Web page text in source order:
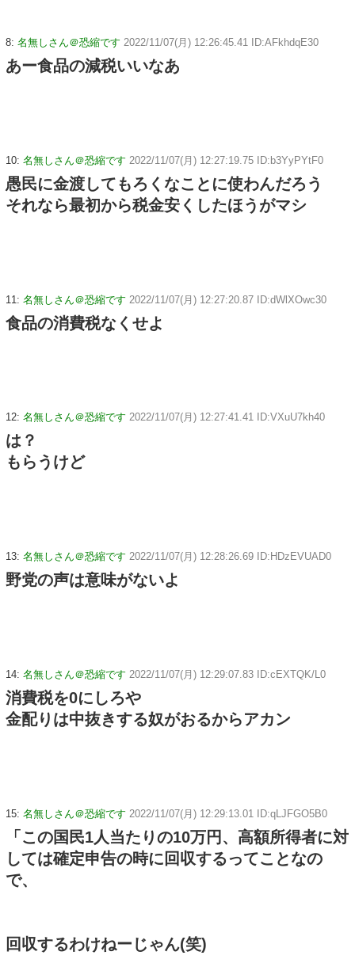
8: 名無しさん＠恐縮です 2022/11/07(月) 12:26:45.41 ID:AFkhdqE30
あー食品の減税いいなあ
10: 名無しさん＠恐縮です 2022/11/07(月) 12:27:19.75 ID:b3YyPYtF0
愚民に金渡してもろくなことに使わんだろう
それなら最初から税金安くしたほうがマシ
11: 名無しさん＠恐縮です 2022/11/07(月) 12:27:20.87 ID:dWlXOwc30
食品の消費税なくせよ
12: 名無しさん＠恐縮です 2022/11/07(月) 12:27:41.41 ID:VXuU7kh40
は？
もらうけど
13: 名無しさん＠恐縮です 2022/11/07(月) 12:28:26.69 ID:HDzEVUAD0
野党の声は意味がないよ
14: 名無しさん＠恐縮です 2022/11/07(月) 12:29:07.83 ID:cEXTQK/L0
消費税を0にしろや
金配りは中抜きする奴がおるからアカン
15: 名無しさん＠恐縮です 2022/11/07(月) 12:29:13.01 ID:qLJFGO5B0
「この国民1人当たりの10万円、高額所得者に対
しては確定申告の時に回収するってことなの
で、
回収するわけねーじゃん(笑)